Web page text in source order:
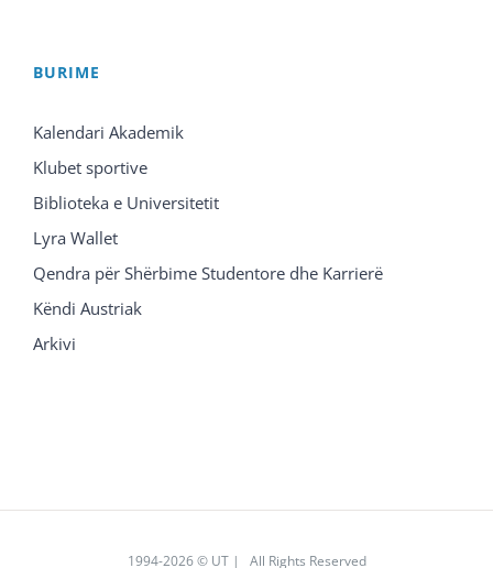
BURIME
Kalendari Akademik
Klubet sportive
Biblioteka e Universitetit
Lyra Wallet
Qendra për Shërbime Studentore dhe Karrierë
Këndi Austriak
Arkivi
1994-2026 © UT | All Rights Reserved